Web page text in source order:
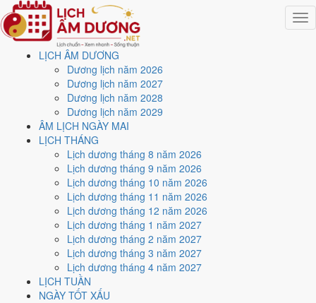
LỊCH ÂM DƯƠNG
Dương lịch năm 2026
Dương lịch năm 2027
Dương lịch năm 2028
Dương lịch năm 2029
ÂM LỊCH NGÀY MAI
LỊCH THÁNG
Lịch dương tháng 8 năm 2026
Lịch dương tháng 9 năm 2026
Lịch dương tháng 10 năm 2026
Lịch dương tháng 11 năm 2026
Lịch dương tháng 12 năm 2026
Lịch dương tháng 1 năm 2027
Lịch dương tháng 2 năm 2027
Lịch dương tháng 3 năm 2027
Lịch dương tháng 4 năm 2027
LỊCH TUẦN
NGÀY TỐT XẤU
Trang chủ
Lịch năm 2024
Tháng 11/2024
Ngày 29/11/2024 (Đinh Dậu)
Xem ngày29/11/2024
dương lịch - Ngày 29/10 âm
lịch (Đinh Dậu) tốt hay xấu?
Ngày 29/11/2024 dương lịch (Thứ Sáu) là ngày 29/10/2024 âm
, tức ngày Đinh Dậu- Can khắc Chi, Trực Khai, Sao Lâu, nạp âm
Sơn Hạ Hỏa. Tổng hòa, đây làNgày Bình Hòa
cho các việc quan trọng. Giờ Hoàng Đạo trong ngày:
Mão, Ngọ, Mùi, Dậu